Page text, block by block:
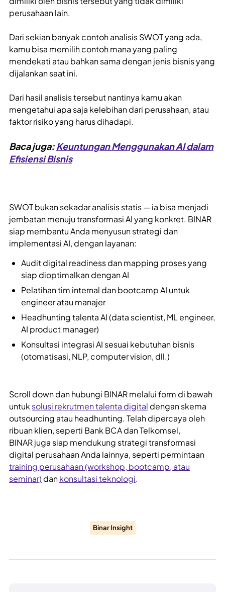
perusahaan lain.
Dari sekian banyak contoh analisis SWOT yang ada,
kamu bisa memilih contoh mana yang paling
mendekati atau bahkan sama dengan jenis bisnis yang
dijalankan saat ini.
Dari hasil analisis tersebut nantinya kamu akan
mengetahui apa saja kelebihan dari perusahaan, atau
faktor risiko yang harus dihadapi.
Baca juga: Keuntungan Menggunakan AI dalam
Efisiensi Bisnis
SWOT bukan sekadar analisis statis — ia bisa menjadi
jembatan menuju transformasi AI yang konkret. BINAR
siap membantu Anda menyusun strategi dan
implementasi AI, dengan layanan:
Audit digital readiness dan mapping proses yang
siap dioptimalkan dengan AI
Pelatihan tim internal dan bootcamp AI untuk
engineer atau manajer
Headhunting talenta AI (data scientist, ML engineer,
AI product manager)
Konsultasi integrasi AI sesuai kebutuhan bisnis
(otomatisasi, NLP, computer vision, dll.)
Scroll down dan hubungi BINAR melalui form di bawah
untuk solusi rekrutmen talenta digital dengan skema
outsourcing atau headhunting. Telah dipercaya oleh
ribuan klien, seperti Bank BCA dan Telkomsel,
BINAR juga siap mendukung strategi transformasi
digital perusahaan Anda lainnya, seperti permintaan
training perusahaan (workshop, bootcamp, atau
seminar) dankonsultasi teknologi.
Binar Insight